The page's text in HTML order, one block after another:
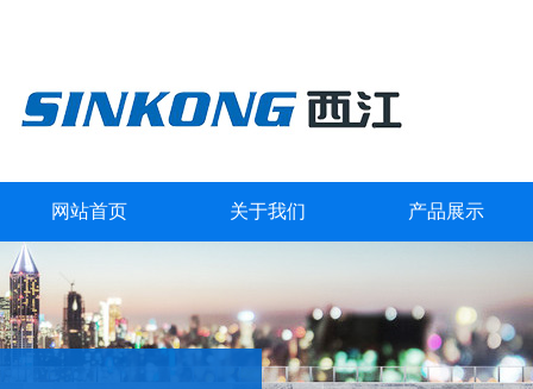
网站首页 关于我们 产品展示